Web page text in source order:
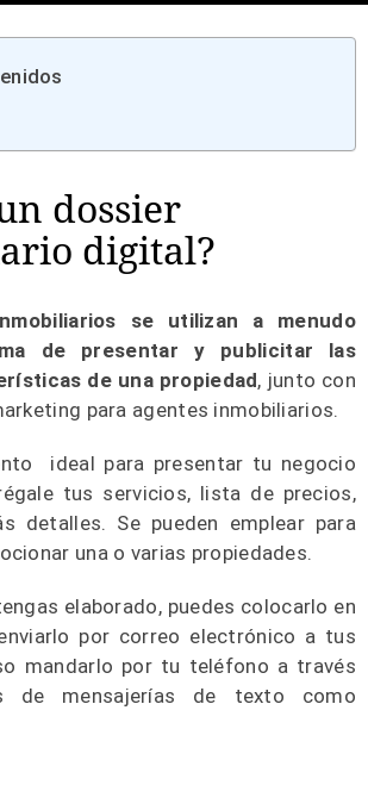
dossier
digital?
se utilizan a menudo
de presentar y publicitar las
de una propiedad, junto con
para agentes inmobiliarios.
ideal para presentar tu negocio
tus servicios, lista de precios,
detalles. Se pueden emplear para
una o varias propiedades.
elaborado, puedes colocarlo en
por correo electrónico a tus
mandarlo por tu teléfono a través
de mensajerías de texto como